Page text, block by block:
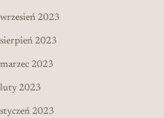
wrzesień 2023
sierpień 2023
marzec 2023
luty 2023
styczeń 2023